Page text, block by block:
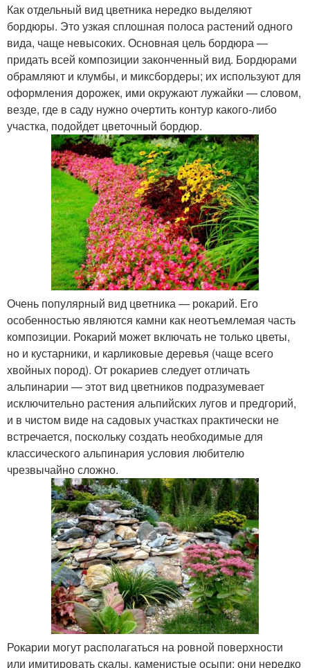
Как отдельный вид цветника нередко выделяют
бордюры. Это узкая сплошная полоса растений одного
вида, чаще невысоких. Основная цель бордюра —
придать всей композиции законченный вид. Бордюрами
обрамляют и клумбы, и миксбордеры; их используют для
оформления дорожек, ими окружают лужайки — словом,
везде, где в саду нужно очертить контур какого-либо
участка, подойдет цветочный бордюр.
Очень популярный вид цветника — рокарий. Его
особенностью являются камни как неотъемлемая часть
композиции. Рокарий может включать не только цветы,
но и кустарники, и карликовые деревья (чаще всего
хвойных пород). От рокариев следует отличать
альпинарии — этот вид цветников подразумевает
исключительно растения альпийских лугов и предгорий,
и в чистом виде на садовых участках практически не
встречается, поскольку создать необходимые для
классического альпинария условия любителю
чрезвычайно сложно.
Рокарии могут располагаться на ровной поверхности
или имитировать скалы, каменистые осыпи; они нередко